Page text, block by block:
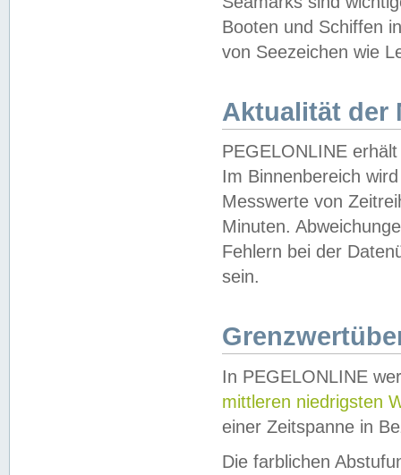
Booten und Schiffen
von Seezeichen wie
Aktualität der
PEGELONLINE
Im Binnenbereich
Messwerte von
Minuten.
Fehlern bei der
sein.
In PEGELONLINE
mittleren niedrigsten
einer Zeitspanne in
Die farblichen